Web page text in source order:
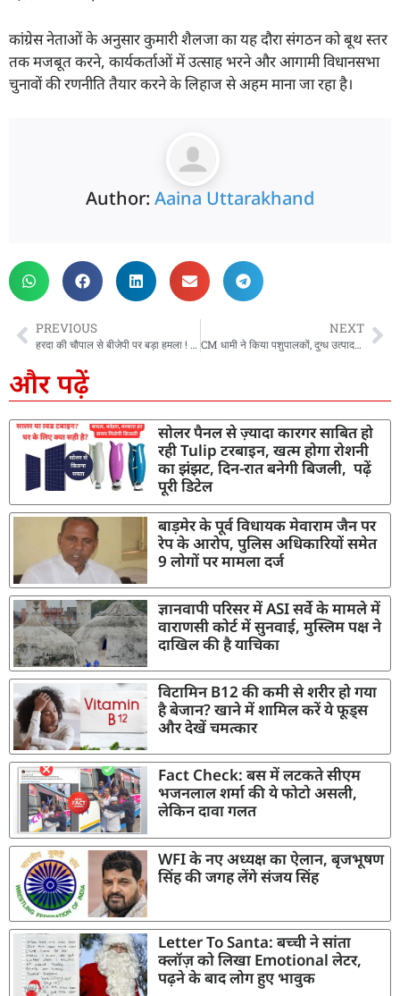
कांग्रेस नेताओं के अनुसार कुमारी शैलजा का यह दौरा संगठन को बूथ स्तर
तक मजबूत करने, कार्यकर्ताओं में उत्साह भरने और आगामी विधानसभा
चुनावों की रणनीति तैयार करने के लिहाज से अहम माना जा रहा है।
Author: Aaina Uttarakhand
PREVIOUS
हरदा की चौपाल से बीजेपी पर बड़ा हमला ! कहा – लोकतंत्र और संविधान खतरे में ?
NEXT
CM धामी ने किया पशुपालकों, दुग्ध उत्पादकों और मत्स्य पालकों से संवाद, CM ने कहा- योजनाओं के माध्यम से बढ़ाई जा रही किसानों की आय
और पढ़ें
सोलर पैनल से ज़्यादा कारगर साबित हो
रही Tulip टरबाइन, खत्म होगा रोशनी
का झंझट, दिन-रात बनेगी बिजली, पढ़ें
पूरी डिटेल
बाड़मेर के पूर्व विधायक मेवाराम जैन पर
रेप के आरोप, पुलिस अधिकारियों समेत
9 लोगों पर मामला दर्ज
ज्ञानवापी परिसर में ASI सर्वे के मामले में
वाराणसी कोर्ट में सुनवाई, मुस्लिम पक्ष ने
दाखिल की है याचिका
विटामिन B12 की कमी से शरीर हो गया
है बेजान? खाने में शामिल करें ये फूड्स
और देखें चमत्कार
Fact Check: बस में लटकते सीएम
भजनलाल शर्मा की ये फोटो असली,
लेकिन दावा गलत
WFI के नए अध्यक्ष का ऐलान, बृजभूषण
सिंह की जगह लेंगे संजय सिंह
Letter To Santa: बच्ची ने सांता
क्लॉज़ को लिखा Emotional लेटर,
पढ़ने के बाद लोग हुए भावुक